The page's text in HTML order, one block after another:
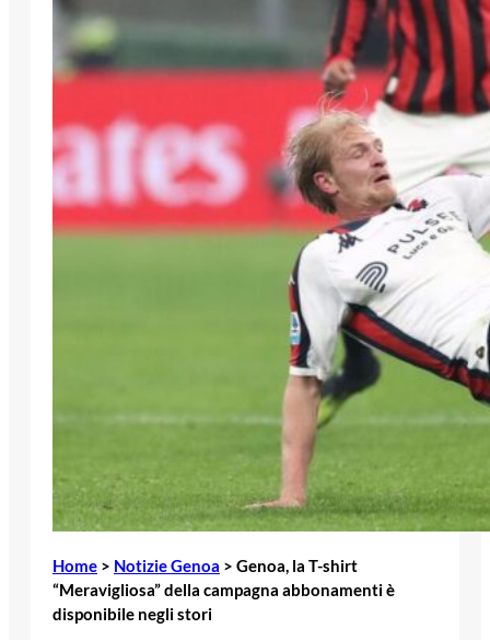
Home > Notizie Genoa > Genoa, la T-shirt
“Meravigliosa” della campagna abbonamenti è
disponibile negli stori